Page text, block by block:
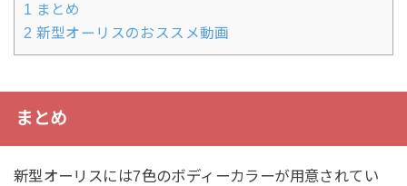
1 まとめ
2 新型オーリスのおススメ動画
まとめ
新型オーリスには7色のボディーカラーが用意されてい